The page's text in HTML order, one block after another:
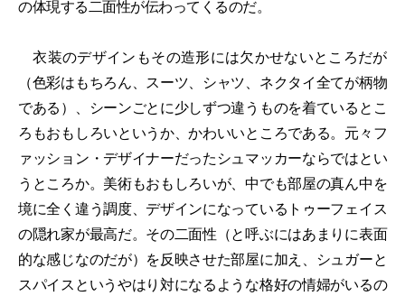
の体現する二面性が伝わってくるのだ。
衣装のデザインもその造形には欠かせないところだが
（色彩はもちろん、スーツ、シャツ、ネクタイ全てが柄物
である）、シーンごとに少しずつ違うものを着ているとこ
ろもおもしろいというか、かわいいところである。元々フ
ァッション・デザイナーだったシュマッカーならではとい
うところか。美術もおもしろいが、中でも部屋の真ん中を
境に全く違う調度、デザインになっているトゥーフェイス
の隠れ家が最高だ。その二面性（と呼ぶにはあまりに表面
的な感じなのだが）を反映させた部屋に加え、シュガーと
スパイスというやはり対になるような格好の情婦がいるの